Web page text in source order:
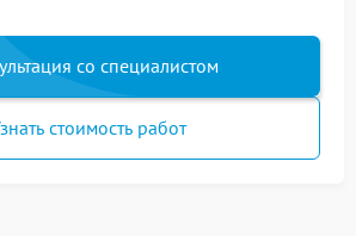
со специалистом
стоимость работ